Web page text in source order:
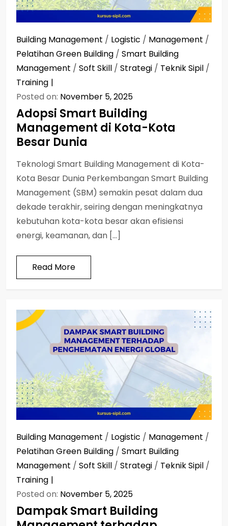
Building Management / Logistic / Management /
Pelatihan Green Building / Smart Building
Management / Soft Skill / Strategi / Teknik Sipil /
Training
Posted on: November 5, 2025
Adopsi Smart Building
Management di Kota-Kota
Besar Dunia
Teknologi Smart Building Management di Kota-
Kota Besar Dunia Perkembangan Smart Building
Management (SBM) semakin pesat dalam dua
dekade terakhir, seiring dengan meningkatnya
kebutuhan kota-kota besar akan efisiensi
energi, keamanan, dan […]
Read More
Building Management / Logistic / Management /
Pelatihan Green Building / Smart Building
Management / Soft Skill / Strategi / Teknik Sipil /
Training
Posted on: November 5, 2025
Dampak Smart Building